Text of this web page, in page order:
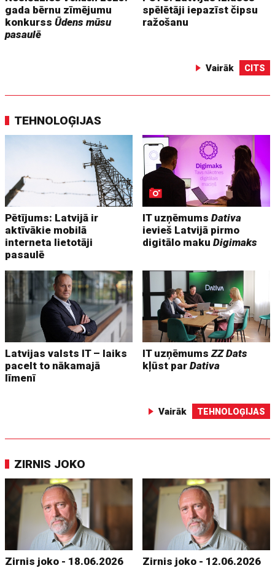
gada bērnu zīmējumu
konkurssŪdens mūsu
pasaulē
spēlētāji iepazīst čipsu
ražošanu
Vairāk CITS
TEHNOLOĢIJAS
Pētījums: Latvijā ir
aktīvākie mobilā
interneta lietotāji
pasaulē
IT uzņēmumsDativa
ievieš Latvijā pirmo
digitālo makuDigimaks
Latvijas valsts IT – laiks
pacelt to nākamajā
līmenī
IT uzņēmumsZZ Dats
kļūst parDativa
Vairāk TEHNOLOĢIJAS
ZIRNIS JOKO
Zirnis joko - 18.06.2026 Zirnis joko - 12.06.2026